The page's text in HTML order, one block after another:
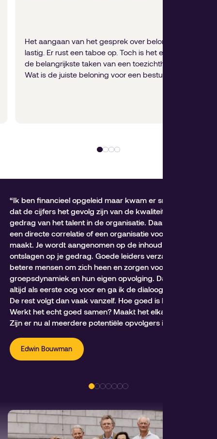
Het aangaan van het gesprek over beloning is
lastig. Er rust een taboe op. Toch is het een van
de belangrijkste taken van een toezichthouder.
Wat is de juiste beloning voor een bestuurder?
“Ik ben financieel opgeleid maar kwam er snel achter
dat de cijfers het gevolg zijn van de kwaliteit en het
gedrag van het talent in de organisatie. Daar zit vaak
een directe correlatie of een organisatie voortgang
maakt. Je wordt aangenomen op de inhoud maar
ontslagen op je gedrag. Goede leiders verzamelen nog
betere mensen om zich heen en zorgen voor de juiste
groepsdynamiek en hun eigen opvolging. Daar heb ik
altijd als eerste oog voor en ga ik de dialoog over aan.
De rest volgt dan vaak vanzelf. Hoe goed is het team?
Werkt het echt goed samen? Maakt het elkaar sterker?
Zijn er nu al meerdere potentiële opvolgers in huis.”
Edwin Bouwman